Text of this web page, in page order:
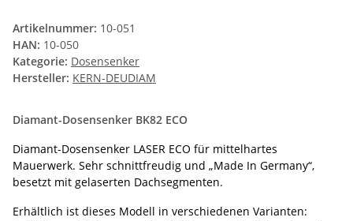
Artikelnummer: 10-051
HAN: 10-050
Kategorie: Dosensenker
Hersteller: KERN-DEUDIAM
Diamant-Dosensenker BK82 ECO
Diamant-Dosensenker LASER ECO für mittelhartes
Mauerwerk. Sehr schnittfreudig und „Made In Germany“,
besetzt mit gelaserten Dachsegmenten.
Erhältlich ist dieses Modell in verschiedenen Varianten: